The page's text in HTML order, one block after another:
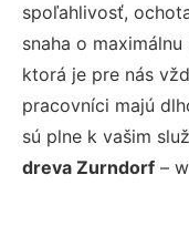
spoľahlivosť,
snaha o
ktorá je pre nás
pracovníci majú
sú plne k vašim
dreva Zurndorf –